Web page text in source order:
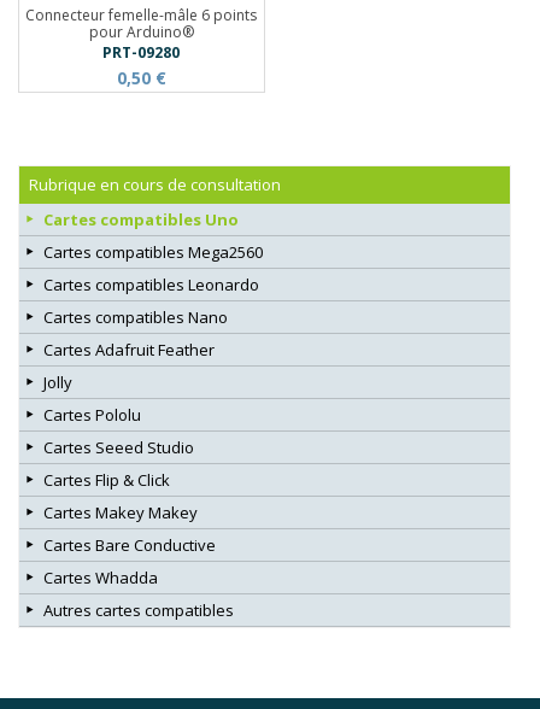
Connecteur femelle-mâle 6 points
pour Arduino®
PRT-09280
0,50 €
Rubrique en cours de consultation
Cartes compatibles Uno
Cartes compatibles Mega2560
Cartes compatibles Leonardo
Cartes compatibles Nano
Cartes Adafruit Feather
Jolly
Cartes Pololu
Cartes Seeed Studio
Cartes Flip & Click
Cartes Makey Makey
Cartes Bare Conductive
Cartes Whadda
Autres cartes compatibles